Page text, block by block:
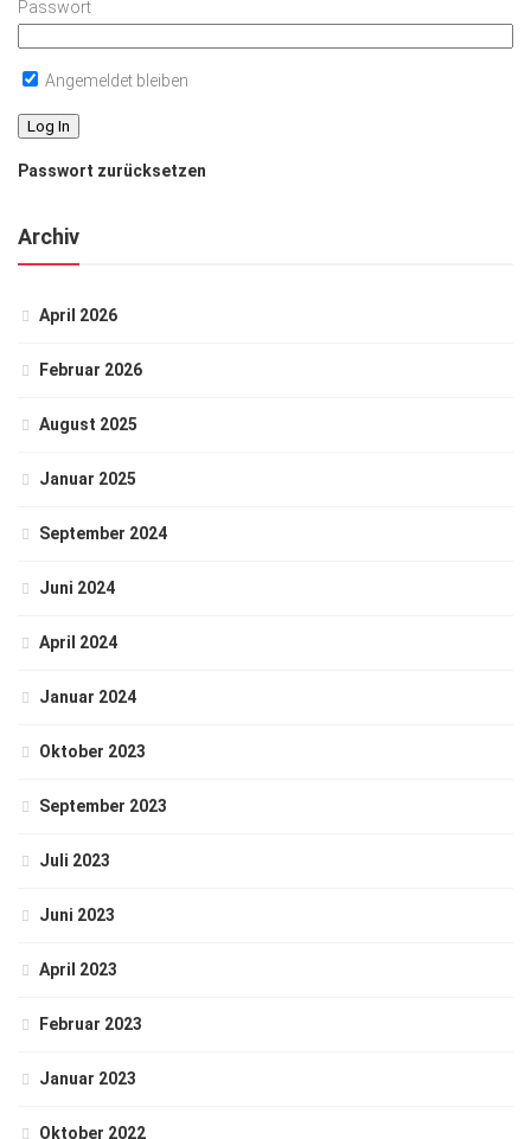
Passwort
Angemeldet bleiben
Passwort zurücksetzen
Archiv
April 2026
Februar 2026
August 2025
Januar 2025
September 2024
Juni 2024
April 2024
Januar 2024
Oktober 2023
September 2023
Juli 2023
Juni 2023
April 2023
Februar 2023
Januar 2023
Oktober 2022